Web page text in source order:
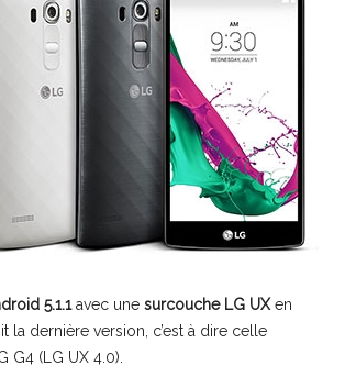
5.1.1avec une surcouche LG UX en
la dernière version, c’est à dire celle
G4 (LG UX 4.0).